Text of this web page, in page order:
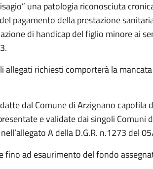
una patologia riconosciuta
pagamento della prestazione
di handicap del figlio minore ai
allegati richiesti comporterà la
dal Comune di Arzignano capofila
e validate dai singoli Comuni
A della D.G.R. n.1273 del
fino ad esaurimento del fondo